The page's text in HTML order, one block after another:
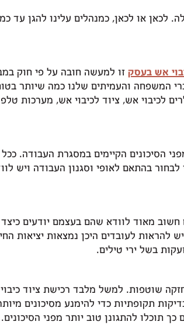
לכאן או לכאן, כמנהלים עלינו להגן
אש בעסק זו למעשה חובה על פי חוק
והעמיתים שלנו כמה שיותר
לכיבוי אש, ציוד לכיבוי אש, מערכות
הסיכונים הקיימים במסגרת העבודה. ככל
בהתאם לאופי וסגנון העבודה ויש
מאוד לוודא שהם בעצמם יודעים
לעובדים היכן נמצאות יציאות
בשל ירי טילים.
שוטפות. למשל מלבד רכישת ציוד
תקופתיות כדי להימנע מסיכונים
תוכלו להתגונן טוב יותר מפני הסיכונים.